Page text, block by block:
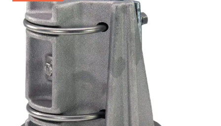
Supporto clienti
Ciao, Come posso aiutarti?
Puoi chiedermi informazioni generali o specifiche su certi
prodotti.